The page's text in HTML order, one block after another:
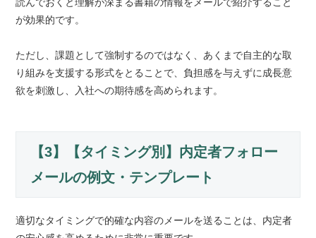
が効果的です。
ただし、課題として強制するのではなく、あくまで自主的な取
り組みを支援する形式をとることで、負担感を与えずに成長意
欲を刺激し、入社への期待感を高められます。
【3】【タイミング別】内定者フォロー
メールの例文・テンプレート
適切なタイミングで的確な内容のメールを送ることは、内定者